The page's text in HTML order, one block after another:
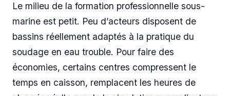
Le milieu de la formation professionnelle sous-
marine est petit. Peu d’acteurs disposent de
bassins réellement adaptés à la pratique du
soudage en eau trouble. Pour faire des
économies, certains centres compressent le
temps en caisson, remplacent les heures de